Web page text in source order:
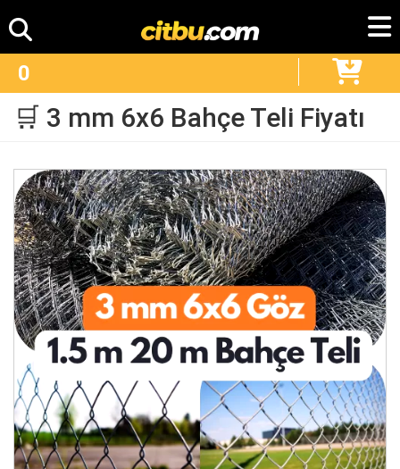
0
🛒 3 mm 6x6 Bahçe Teli Fiyatı